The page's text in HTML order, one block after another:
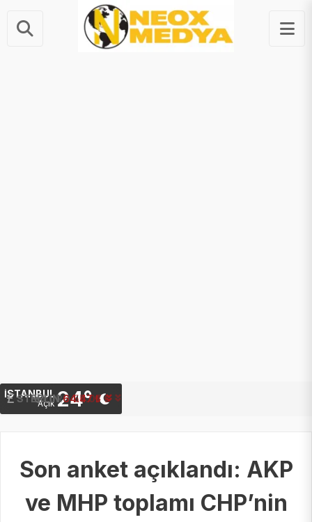
STERLIN 64.47 ₺
İSTANBUL
Açık24°
Son anket açıklandı: AKP
ve MHP toplamı CHP’nin